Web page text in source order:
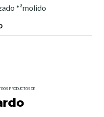
*³molido
PRODUCTOS DE